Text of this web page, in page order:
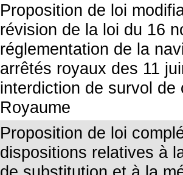
Proposition de loi
révision de la loi du 16
réglementation de la
arrêtés royaux des 11
interdiction de survol
Royaume
Proposition de loi
dispositions relatives à